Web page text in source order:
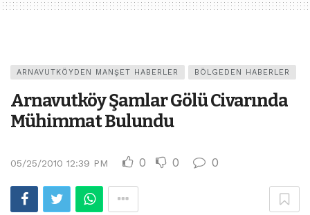
ARNAVUTKÖYDEN MANŞET HABERLER BÖLGEDEN HABERLER
Arnavutköy Şamlar Gölü Civarında
Mühimmat Bulundu
05/25/2010 12:39 PM 0 0 0